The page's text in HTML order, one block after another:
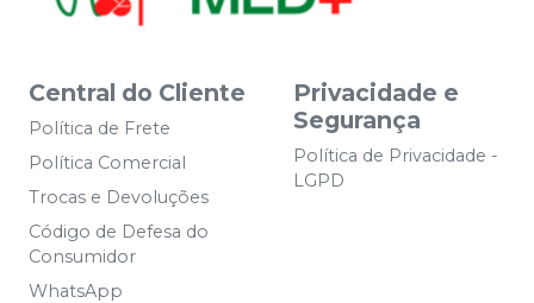
Central do Cliente
Política de Frete
Política Comercial
Trocas e Devoluções
Código de Defesa do
Consumidor
WhatsApp
Privacidade e
Segurança
Política de Privacidade -
LGPD